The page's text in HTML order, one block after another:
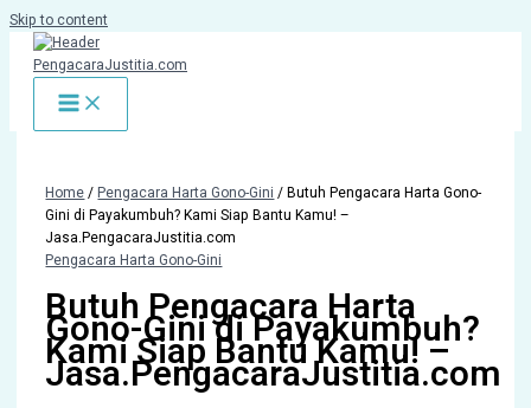
Skip to content
Home/Pengacara Harta Gono-Gini / Butuh Pengacara Harta Gono-
Gini di Payakumbuh? Kami Siap Bantu Kamu! –
Jasa.PengacaraJustitia.com
Pengacara Harta Gono-Gini
Butuh Pengacara Harta
Gono-Gini di Payakumbuh?
Kami Siap Bantu Kamu! –
Jasa.PengacaraJustitia.com